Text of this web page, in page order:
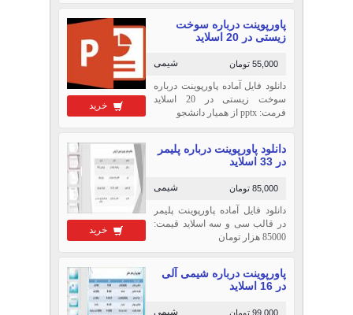
خرید
پاورپوینت درباره سوخت
زیستی در 20 اسلاید
شیمی 55,000 تومان
دانلود فایل آماده پاورپوینت درباره
سوخت زیستی در 20 اسلاید
فرمت: pptx از همیار دانشجو
خرید
دانلود پاورپوینت درباره پلیمر
در 33 اسلاید
شیمی 85,000 تومان
دانلود فایل آماده پاورپوینت پلیمر
در قالب سی و سه اسلاید قیمت:
85000 هزار تومان
پاورپوینت درباره شیمی آلی
در 16 اسلاید
شیمی 99,000 تومان